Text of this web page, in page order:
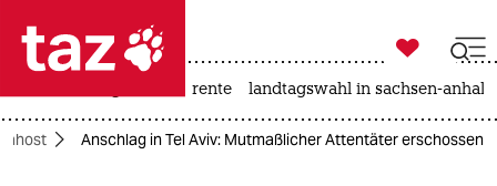
 taz zahl ich
taz zahl ich

taz zahl ich
rente landtagswahl in sachsen-anhalt
Anschlag in Tel Aviv: Mutmaßlicher Attentäter erschossen